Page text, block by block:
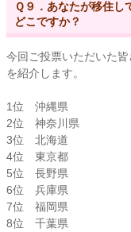
Ｑ９．あなたが移住
どこですか？
今回ご投票いただいた
を紹介します。
1位 沖縄県
2位 神奈川県
3位 北海道
4位 東京都
5位 長野県
6位 兵庫県
7位 福岡県
8位 千葉県